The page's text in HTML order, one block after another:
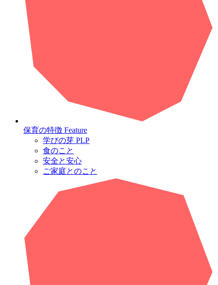
保育の特徴 Feature
学びの芽 PLP
食のこと
安全と安心
ご家庭とのこと